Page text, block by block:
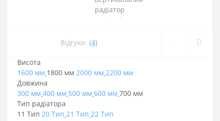
Відгуки: (4)
Висота
1600 мм 1800 мм 2000 мм 2200 мм
Довжина
300 мм 400 мм 500 мм 600 мм 700 мм
Тип радіатора
11 Тип 20 Тип 21 Тип 22 Тип